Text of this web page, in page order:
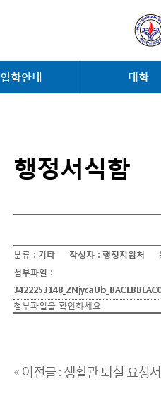
입학안내 대학
행정서식함
분류 : 기타 작성자 : 행정지원처
첨부파일 :
첨부파일을 확인하세요
« 이전글 : 생활관 퇴실 요청